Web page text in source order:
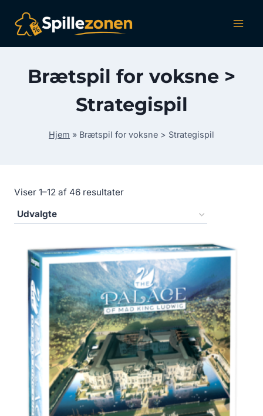
indhold
Brætspil for voksne >
Strategispil
Hjem » Brætspil for voksne > Strategispil
Viser 1–12 af 46 resultater